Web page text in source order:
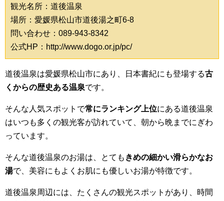
観光名所：道後温泉
場所：愛媛県松山市道後湯之町6-8
問い合わせ：089-943-8342
公式HP：http://www.dogo.or.jp/pc/
道後温泉は愛媛県松山市にあり、日本書紀にも登場する古
くからの歴史ある温泉です。
そんな人気スポットで常にランキング上位にある道後温泉
はいつも多くの観光客が訪れていて、朝から晩までにぎわ
っています。
そんな道後温泉のお湯は、とても きめの細かい滑らかなお
湯で、美容にもよくお肌にも優しいお湯が特徴です。
道後温泉周辺には、たくさんの観光スポットがあり、時間